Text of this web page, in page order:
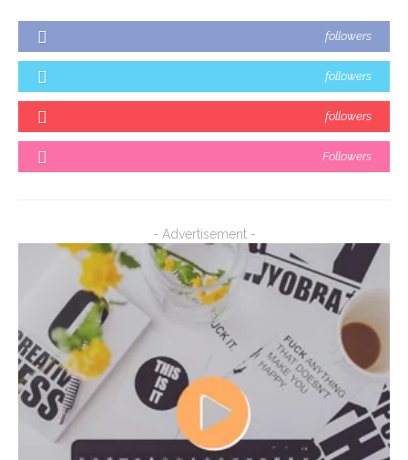
followers
followers
followers
Followers
- Advertisement -